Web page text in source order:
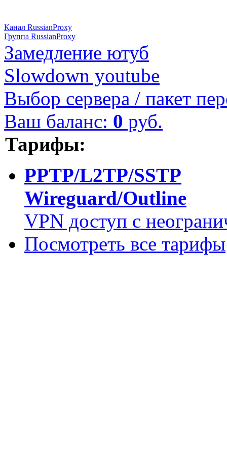
Канал RussianProxy
Группа RussianProxy
Замедление ютуб
Slowdown youtube
Выбор сервера / пакет
Ваш баланс: 0 руб.
Тарифы:
PPTP/L2TP/SSTP
Wireguard/Outline
VPN доступ с
Посмотреть все тарифы